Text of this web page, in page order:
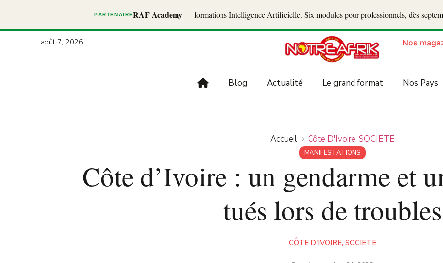
PARTENAIRERAF Academy— formations Intelligence Artificielle. Six modules pour professionnels, dès
août 7, 2026 Nos
Blog Actualité Le grand format Nos Pays
Accueil Côte D'Ivoire, SOCIETE
MANIFESTATIONS
Côte d’Ivoire : un gendarme et
tués lors de troubles
CÔTE D'IVOIRE, SOCIETE